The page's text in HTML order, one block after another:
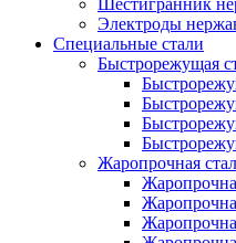
Электроды
Специальные стали
Быстрорежущая
Жаропрочная